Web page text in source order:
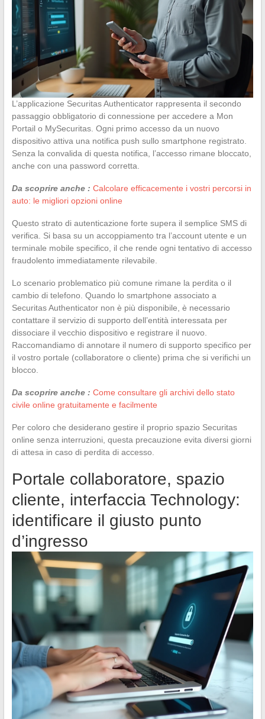
L’applicazione Securitas Authenticator rappresenta il secondo
passaggio obbligatorio di connessione per accedere a Mon
Portail o MySecuritas. Ogni primo accesso da un nuovo
dispositivo attiva una notifica push sullo smartphone registrato.
Senza la convalida di questa notifica, l’accesso rimane bloccato,
anche con una password corretta.
Da scoprire anche : Calcolare efficacemente i vostri percorsi in
auto: le migliori opzioni online
Questo strato di autenticazione forte supera il semplice SMS di
verifica. Si basa su un accoppiamento tra l’account utente e un
terminale mobile specifico, il che rende ogni tentativo di accesso
fraudolento immediatamente rilevabile.
Lo scenario problematico più comune rimane la perdita o il
cambio di telefono. Quando lo smartphone associato a
Securitas Authenticator non è più disponibile, è necessario
contattare il servizio di supporto dell’entità interessata per
dissociare il vecchio dispositivo e registrare il nuovo.
Raccomandiamo di annotare il numero di supporto specifico per
il vostro portale (collaboratore o cliente) prima che si verifichi un
blocco.
Da scoprire anche : Come consultare gli archivi dello stato
civile online gratuitamente e facilmente
Per coloro che desiderano gestire il proprio spazio Securitas
online senza interruzioni, questa precauzione evita diversi giorni
di attesa in caso di perdita di accesso.
Portale collaboratore, spazio
cliente, interfaccia Technology:
identificare il giusto punto
d’ingresso